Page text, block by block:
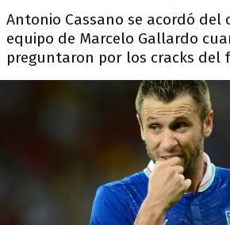
Antonio Cassano se acordó del
equipo de Marcelo Gallardo
preguntaron por los cracks del